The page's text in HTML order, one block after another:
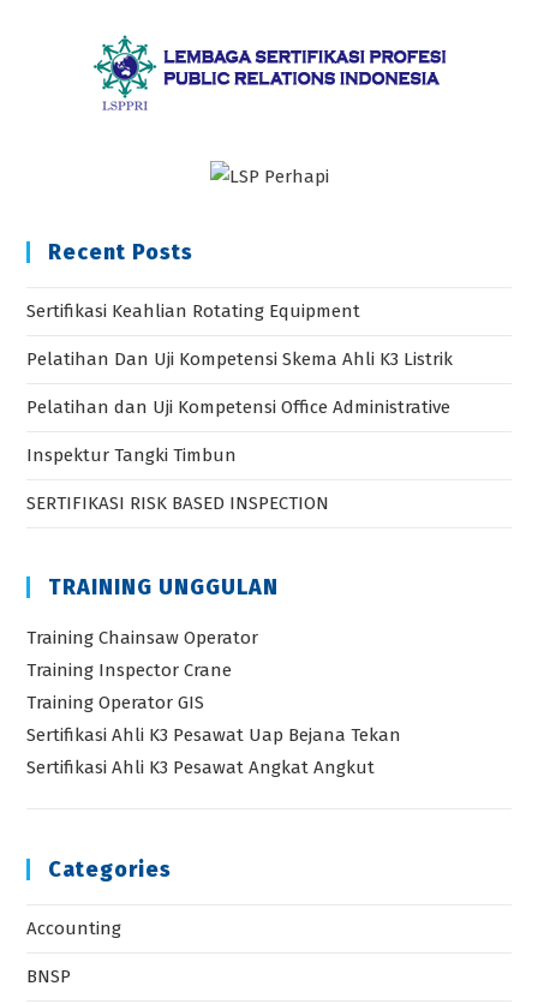
Recent Posts
Sertifikasi Keahlian Rotating Equipment
Pelatihan Dan Uji Kompetensi Skema Ahli K3 Listrik
Pelatihan dan Uji Kompetensi Office Administrative
Inspektur Tangki Timbun
SERTIFIKASI RISK BASED INSPECTION
TRAINING UNGGULAN
Training Chainsaw Operator
Training Inspector Crane
Training Operator GIS
Sertifikasi Ahli K3 Pesawat Uap Bejana Tekan
Sertifikasi Ahli K3 Pesawat Angkat Angkut
Categories
Accounting
BNSP